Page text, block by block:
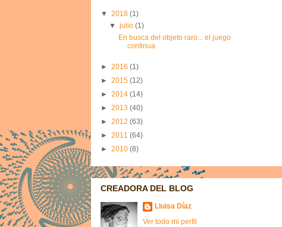
▼ 2018 (1)
▼julio(1)
En busca del objeto raro... el juego
continua
► 2016 (1)
► 2015 (12)
► 2014 (14)
► 2013 (40)
► 2012 (63)
► 2011 (64)
► 2010 (8)
CREADORA DEL BLOG
Lluïsa Díaz
Ver todo mi perfil